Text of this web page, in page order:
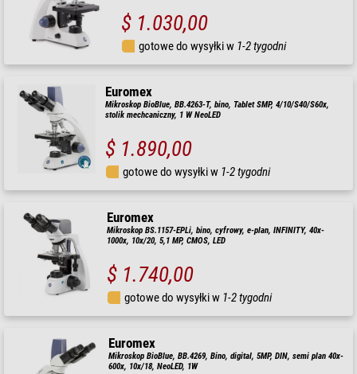
$ 1.030,00
gotowe do wysyłki w 1-2 tygodni
Euromex
Mikroskop BioBlue, BB.4263-T, bino, Tablet SMP, 4/10/S40/S60x,
stolik mechcaniczny, 1 W NeoLED
$ 1.890,00
gotowe do wysyłki w 1-2 tygodni
Euromex
Mikroskop BS.1157-EPLi, bino, cyfrowy, e-plan, INFINITY, 40x-
1000x, 10x/20, 5,1 MP, CMOS, LED
$ 1.740,00
gotowe do wysyłki w 1-2 tygodni
Euromex
Mikroskop BioBlue, BB.4269, Bino, digital, 5MP, DIN, semi plan 40x-
600x, 10x/18, NeoLED, 1W